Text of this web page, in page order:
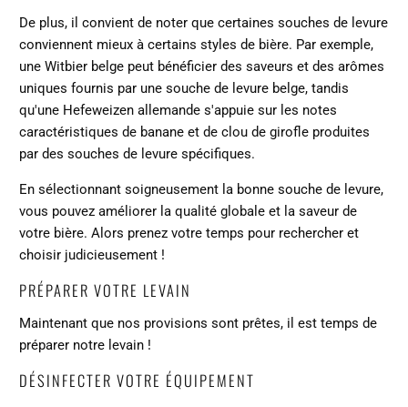
De plus, il convient de noter que certaines souches de levure
conviennent mieux à certains styles de bière. Par exemple,
une Witbier belge peut bénéficier des saveurs et des arômes
uniques fournis par une souche de levure belge, tandis
qu'une Hefeweizen allemande s'appuie sur les notes
caractéristiques de banane et de clou de girofle produites
par des souches de levure spécifiques.
En sélectionnant soigneusement la bonne souche de levure,
vous pouvez améliorer la qualité globale et la saveur de
votre bière. Alors prenez votre temps pour rechercher et
choisir judicieusement !
PRÉPARER VOTRE LEVAIN
Maintenant que nos provisions sont prêtes, il est temps de
préparer notre levain !
DÉSINFECTER VOTRE ÉQUIPEMENT